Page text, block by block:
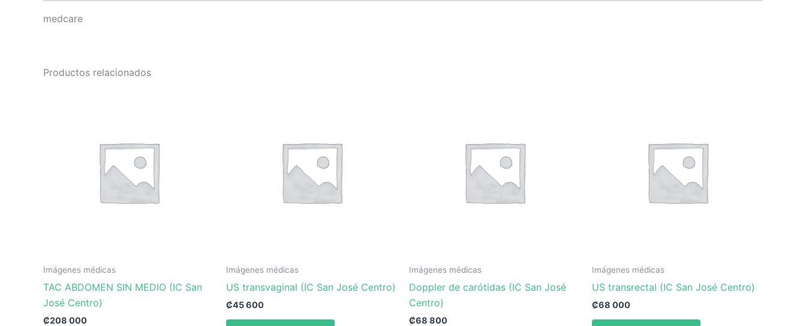
medcare
Productos relacionados
Imágenes médicas
TAC ABDOMEN SIN MEDIO (IC San
José Centro)
₡208 000
Imágenes médicas
US transvaginal (IC San José Centro)
₡45 600
Imágenes médicas
Doppler de carótidas (IC San José
Centro)
₡68 800
Imágenes médicas
US transrectal (IC San José Centro)
₡68 000